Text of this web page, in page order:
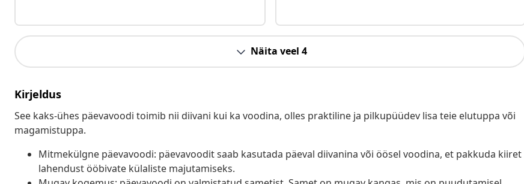
Näita veel 4
Kirjeldus
See kaks-ühes päevavoodi toimib nii diivani kui ka voodina, olles praktiline ja pilkupüüdev lisa teie elutuppa või
magamistuppa.
Mitmekülgne päevavoodi: päevavoodit saab kasutada päeval diivanina või öösel voodina, et pakkuda kiiret
lahendust ööbivate külaliste majutamiseks.